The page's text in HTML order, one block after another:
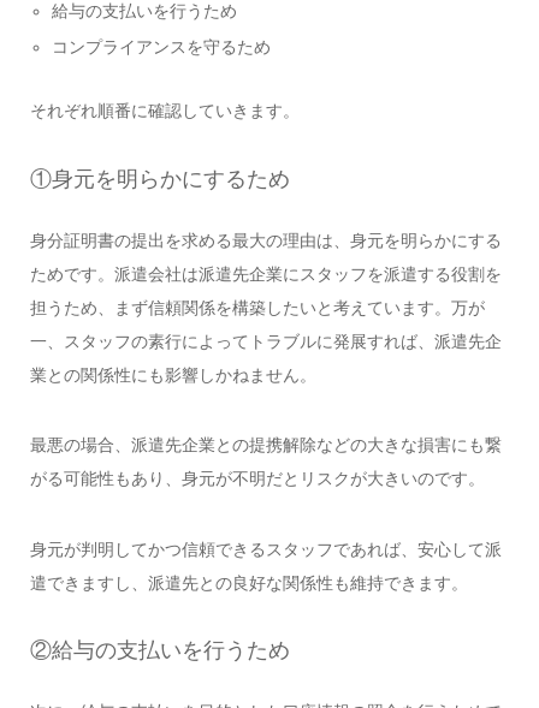
給与の支払いを行うため
コンプライアンスを守るため
それぞれ順番に確認していきます。
①身元を明らかにするため
身分証明書の提出を求める最大の理由は、身元を明らかにする
ためです。派遣会社は派遣先企業にスタッフを派遣する役割を
担うため、まず信頼関係を構築したいと考えています。万が
一、スタッフの素行によってトラブルに発展すれば、派遣先企
業との関係性にも影響しかねません。
最悪の場合、派遣先企業との提携解除などの大きな損害にも繋
がる可能性もあり、身元が不明だとリスクが大きいのです。
身元が判明してかつ信頼できるスタッフであれば、安心して派
遣できますし、派遣先との良好な関係性も維持できます。
②給与の支払いを行うため